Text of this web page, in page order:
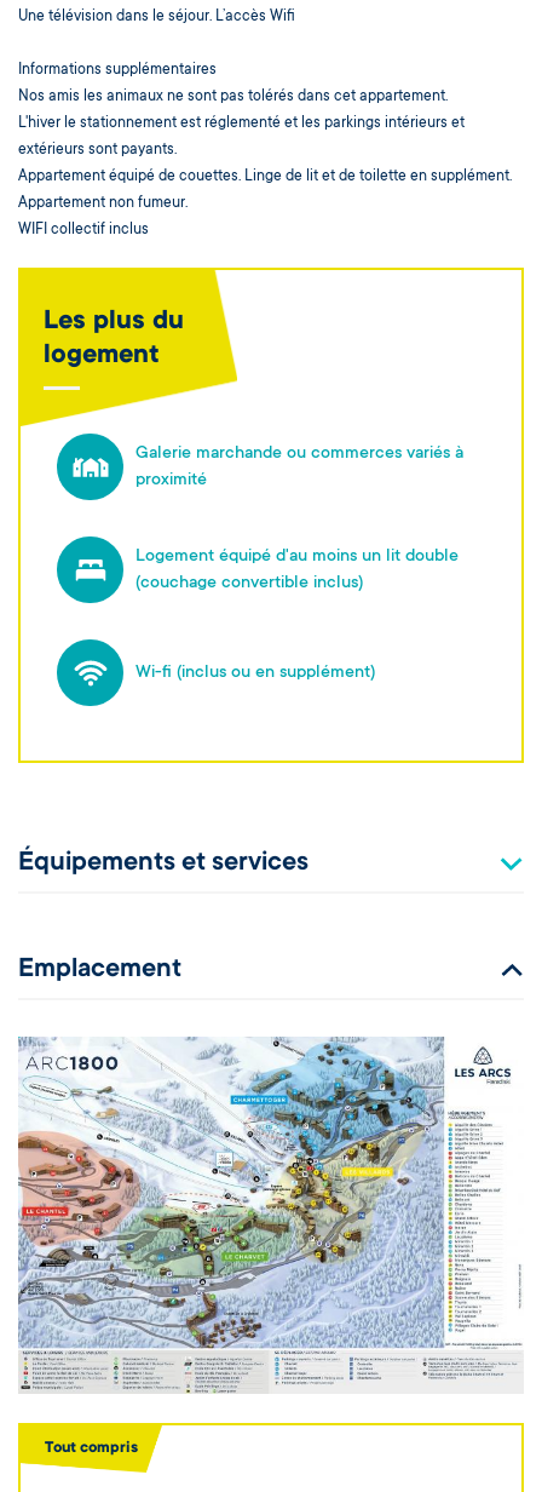
Une télévision dans le séjour. L’accès Wifi
Informations supplémentaires
Nos amis les animaux ne sont pas tolérés dans cet appartement.
L'hiver le stationnement est réglementé et les parkings intérieurs et
extérieurs sont payants.
Appartement équipé de couettes. Linge de lit et de toilette en supplément.
Appartement non fumeur.
WIFI collectif inclus
Les plus du
logement
Galerie marchande ou commerces variés à
proximité
Logement équipé d'au moins un lit double
(couchage convertible inclus)
Wi-fi (inclus ou en supplément)
Équipements et services
Emplacement
Tout compris